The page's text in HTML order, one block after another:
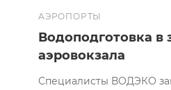
АЭРОПОРТЫ
Водоподготовка в
аэровокзала
Специалисты ВОДЭКО